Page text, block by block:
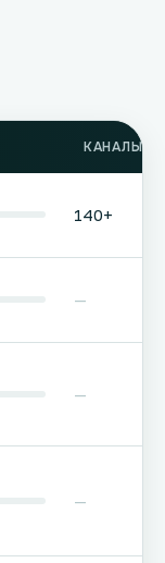
КАНАЛЫ
140+
—
—
—